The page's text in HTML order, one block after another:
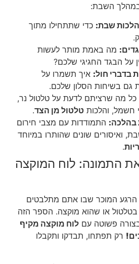
השבת:
שבת:כדי שתתחילו מתוך
מה באמת מותר לעשות
על הבגד החגיגי שלכם?
בדברי חול:איך תשמרו על
גם בשיחות הסלון שלכם.
מה שרציתם לדעת על טלטול נר,
חשמל, והלכות טלטול מן הצד.
בהלכה:התמודדות עם מצבי חירום
ואיסורים שונים שהותרו במיוחד
.
התמונה: לוח המוקצה
הרגע המוכר שבו אתם מתלבטים
או שהוא מוקצה. הספר הזה
פשוטה עם לוח מוקצה מקיף
רק תפתחו, תבדקו ותקבלו